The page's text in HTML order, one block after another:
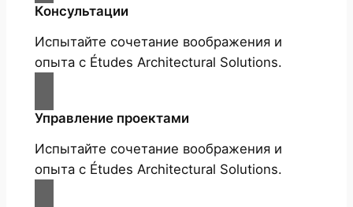
Консультации
Испытайте сочетание воображения и
опыта с Études Architectural Solutions.
Управление проектами
Испытайте сочетание воображения и
опыта с Études Architectural Solutions.